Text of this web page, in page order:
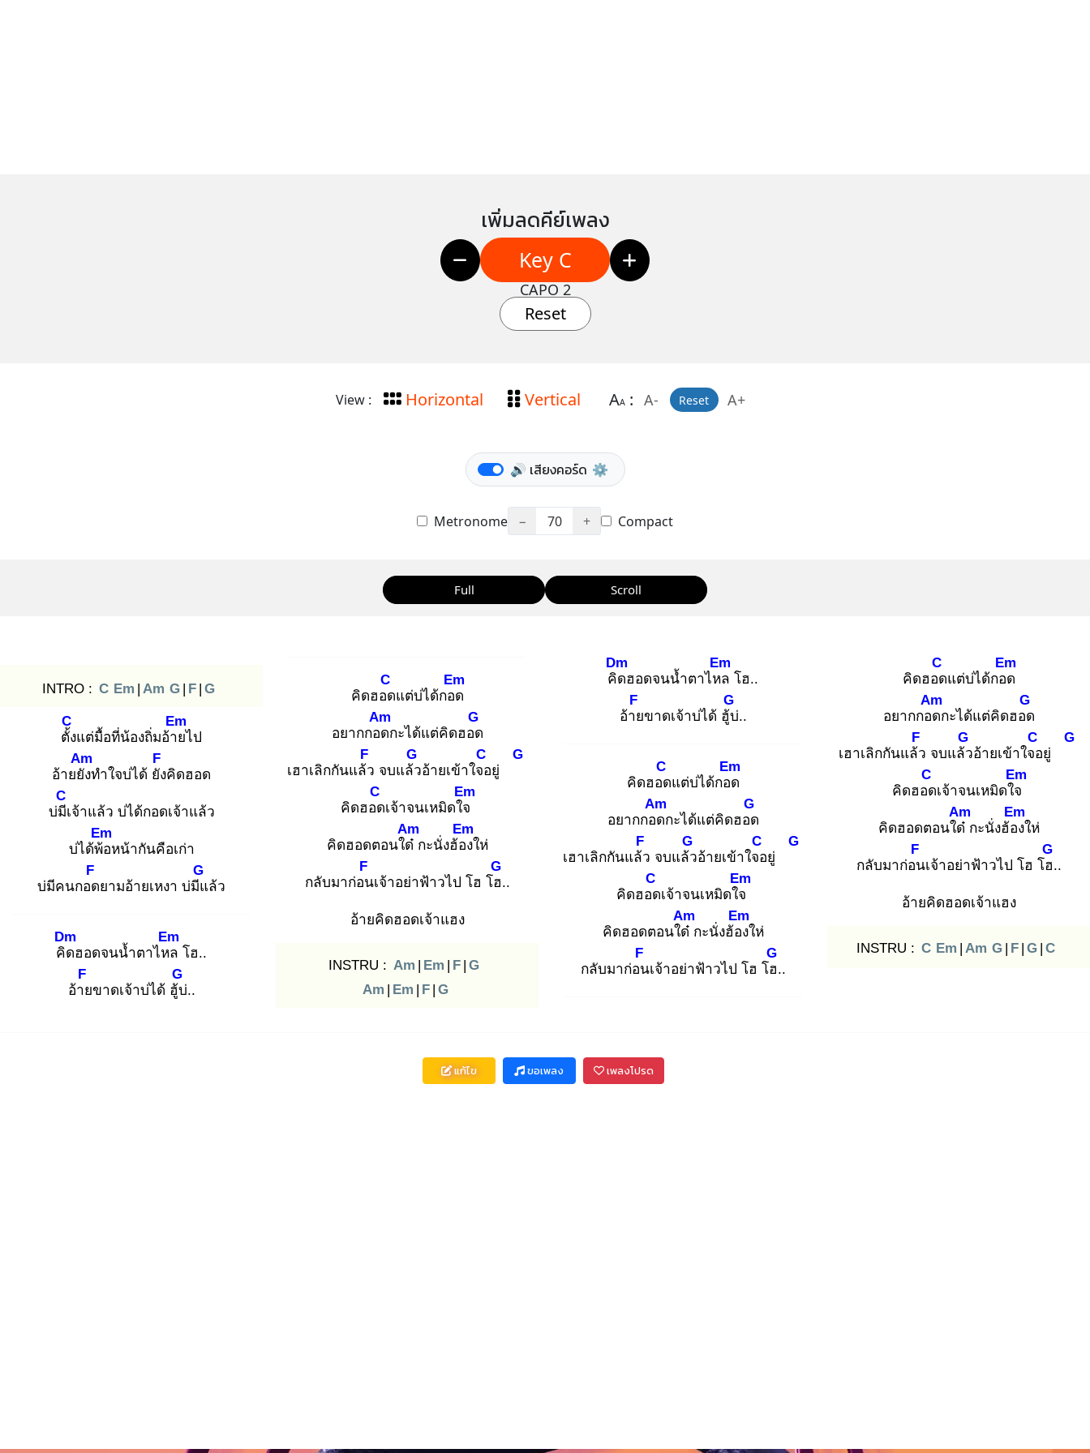
เพิ่มลดคีย์เพลง
Key C
CAPO 2
Reset
View : Horizontal Vertical AA: A- Reset A+
🔊 เสียงคอร์ด ⚙️
Metronome − 70 + Compact
Full Scroll
INTRO : C Em | Am G | F | G
ตั้ง
C
แต่มื้อที่น้องถิ่มอ้าย
Em
ไป
อ้ายยัง
Am
ทำใจบ่ได้ ยัง
F
คิดฮอด
บ่มีเ
C
จ้าแล้ว บ่ได้กอดเจ้าแล้ว
บ่ได้พ้อ
Em
หน้ากันคือเก่า
บ่มีคนกอด
F
ยามอ้ายเหงา บ่มีแ
G
ล้ว
คิด
Dm
ฮอดจนน้ำตาไหล
Em
โฮ..
อ้าย
F
ขาดเจ้าบ่ได้ ฮู้บ่
G
..
คิดฮอด
C
แต่บ่ได้กอด
Em
อยากกอด
Am
กะได้แต่คิดฮอด
G
เฮาเลิกกันแล้ว
F
จบแล้ว
G
อ้ายเข้าใจอ
C
ยู่
G
คิดฮอด
C
เจ้าจนเหมิดใจ
Em
คิดฮอดตอนใด๋
Am
กะนั่งฮ้อง
Em
ให่
กลับมาก่อน
F
เจ้าอย่าฟ้าวไป โฮ โฮ.
G
.
อ้ายคิดฮอดเจ้าแฮง
INSTRU : Am | Em | F | G
Am | Em | F | G
คิด
Dm
ฮอดจนน้ำตาไหล
Em
โฮ..
อ้าย
F
ขาดเจ้าบ่ได้ ฮู้บ่
G
..
คิดฮอด
C
แต่บ่ได้กอด
Em
อยากกอด
Am
กะได้แต่คิดฮอด
G
เฮาเลิกกันแล้ว
F
จบแล้ว
G
อ้ายเข้าใจอ
C
ยู่
G
คิดฮอด
C
เจ้าจนเหมิดใจ
Em
คิดฮอดตอนใด๋
Am
กะนั่งฮ้อง
Em
ให่
กลับมาก่อน
F
เจ้าอย่าฟ้าวไป โฮ โฮ.
G
.
คิดฮอด
C
แต่บ่ได้กอด
Em
อยากกอด
Am
กะได้แต่คิดฮอด
G
เฮาเลิกกันแล้ว
F
จบแล้ว
G
อ้ายเข้าใจอ
C
ยู่
G
คิดฮอด
C
เจ้าจนเหมิดใจ
Em
คิดฮอดตอนใด๋
Am
กะนั่งฮ้อง
Em
ให่
กลับมาก่อน
F
เจ้าอย่าฟ้าวไป โฮ โฮ.
G
.
อ้ายคิดฮอดเจ้าแฮง
INSTRU : C Em | Am G | F | G | C
แก้ไข ขอเพลง เพลงโปรด